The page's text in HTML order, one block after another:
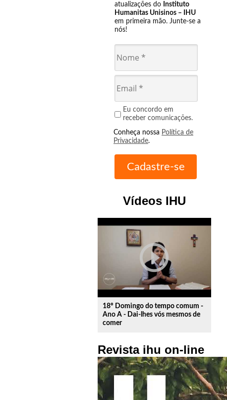
atualizações do Instituto
Humanitas Unisinos – IHU
em primeira mão. Junte-se a
nós!
Eu concordo em
receber comunicações.
Conheça nossa Política de
Privacidade.
Vídeos IHU
play_circle_outline
18º Domingo do tempo comum -
Ano A - Dai-lhes vós mesmos de
comer
Revista ihu on-line